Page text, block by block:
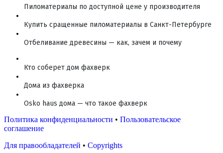
Пиломатериалы по доступной цене у производителя
Купить сращенные пиломатериалы в Санкт-Петербурге
Отбеливание древесины — как, зачем и почему
Кто соберет дом фахверк
Дома из фахверка
Osko haus дома — что такое фахверк
Политика конфиденциальности • Пользовательское
соглашение
Для правообладателей • Copyrights